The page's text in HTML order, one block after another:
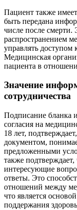
Пациент также
быть передана
числе после смерти.
распространением
управлять
Медицинская
пациента в
Значение
сотрудничества
Подписание бланка
согласия на
18 лет,
документом,
предложенными
также подтверждает,
интересующие
ответы. Это
отношений между
что является
поддержания